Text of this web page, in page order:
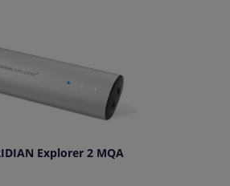
Explorer 2 MQA